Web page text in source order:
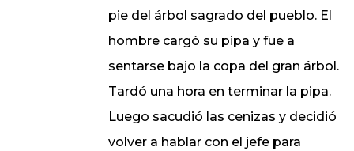
pie del árbol sagrado del pueblo. El
hombre cargó su pipa y fue a
sentarse bajo la copa del gran árbol.
Tardó una hora en terminar la pipa.
Luego sacudió las cenizas y decidió
volver a hablar con el jefe para